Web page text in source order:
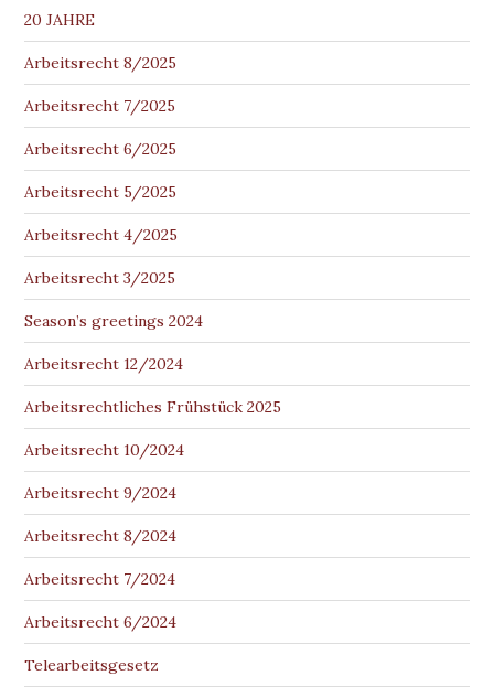
20 JAHRE
Arbeitsrecht 8/2025
Arbeitsrecht 7/2025
Arbeitsrecht 6/2025
Arbeitsrecht 5/2025
Arbeitsrecht 4/2025
Arbeitsrecht 3/2025
Season’s greetings 2024
Arbeitsrecht 12/2024
Arbeitsrechtliches Frühstück 2025
Arbeitsrecht 10/2024
Arbeitsrecht 9/2024
Arbeitsrecht 8/2024
Arbeitsrecht 7/2024
Arbeitsrecht 6/2024
Telearbeitsgesetz